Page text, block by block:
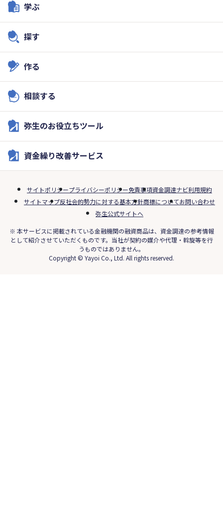
学ぶ
探す
作る
相談する
弥生のお役立ちツール
資金繰り改善サービス
サイトポリシープライバシーポリシー免責事項資金調達ナビ利用規約
サイトマップ反社会的勢力に対する基本方針商標についてお問い合わせ
弥生公式サイトへ
※ 本サービスに掲載されている金融機関の融資商品は、資金調達の参考情報
として紹介させていただくものです。当社が契約の媒介や代理・斡旋等を行
うものではありません。
Copyright © Yayoi Co., Ltd. All rights reserved.